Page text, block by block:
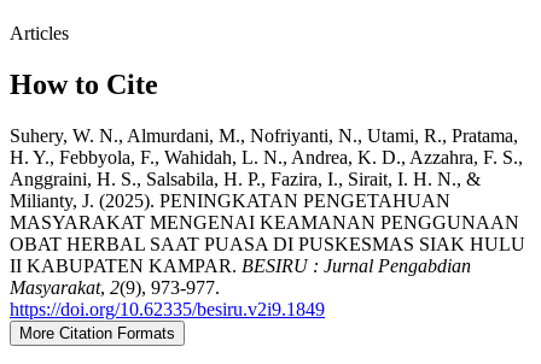
Articles
How to Cite
Suhery, W. N., Almurdani, M., Nofriyanti, N., Utami, R., Pratama,
H. Y., Febbyola, F., Wahidah, L. N., Andrea, K. D., Azzahra, F. S.,
Anggraini, H. S., Salsabila, H. P., Fazira, I., Sirait, I. H. N., &
Milianty, J. (2025). PENINGKATAN PENGETAHUAN
MASYARAKAT MENGENAI KEAMANAN PENGGUNAAN
OBAT HERBAL SAAT PUASA DI PUSKESMAS SIAK HULU
II KABUPATEN KAMPAR. BESIRU : Jurnal Pengabdian
Masyarakat, 2(9), 973-977.
https://doi.org/10.62335/besiru.v2i9.1849
More Citation Formats